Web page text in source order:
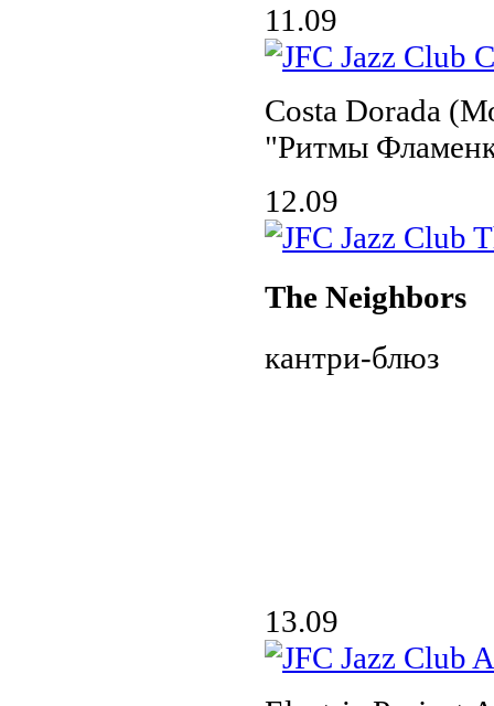
11.09
Costa Dorada
"Ритмы
12.09
The Neighbors
кантри-блюз
13.09